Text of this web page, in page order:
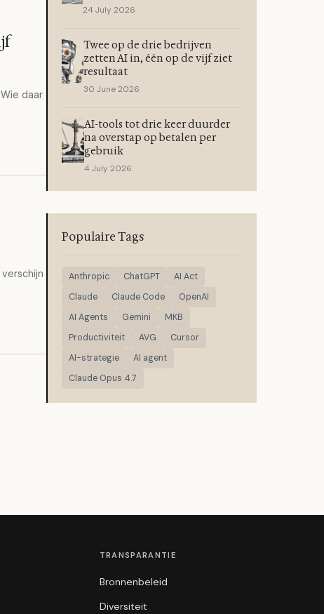
daar
24 July 2026
Twee op de drie bedrijven
zetten AI in, één op de vijf ziet
resultaat
30 June 2026
AI-tools tot drie keer duurder
na overstap op betalen per
gebruik
4 July 2026
Populaire Tags
Anthropic ChatGPT
AI Act
Claude
Claude Code
OpenAI
AI Agents
Gemini
MKB
Productiviteit
AVG
Cursor
AI-strategie
AI agent
Claude Opus 4.7
TRANSPARANTIE
Bronnenbeleid
Diversiteit